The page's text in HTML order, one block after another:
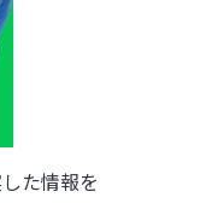
た情報を